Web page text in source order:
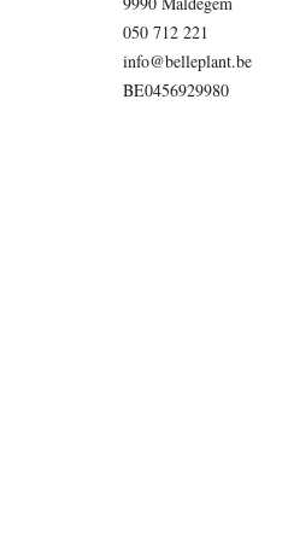
050 712 221
info@belleplant.be
BE0456929980